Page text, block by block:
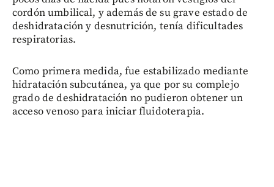
cordón umbilical, y además de su grave estado de
deshidratación y desnutrición, tenía dificultades
respiratorias.
Como primera medida, fue estabilizado mediante
hidratación subcutánea, ya que por su complejo
grado de deshidratación no pudieron obtener un
acceso venoso para iniciar fluidoterapia.